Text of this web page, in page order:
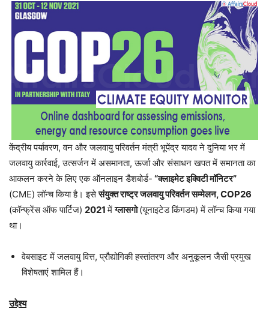
केंद्रीय पर्यावरण, वन और जलवायु परिवर्तन मंत्री भूपेंद्र यादव ने दुनिया भर में
जलवायु कार्रवाई, उत्सर्जन में असमानता, ऊर्जा और संसाधन खपत में समानता का
आकलन करने के लिए एक ऑनलाइन डैशबोर्ड- “क्लाइमेट इक्विटी मॉनिटर”
(CME) लॉन्च किया है। इसेसंयुक्त राष्ट्र जलवायु परिवर्तन सम्मेलन, COP26
(कॉन्फ्रेंस ऑफ पार्टिज) 2021मेंग्लासगो(यूनाइटेड किंगडम) में लॉन्च किया गया
था।
वेबसाइट में जलवायु वित्त, प्रौद्योगिकी हस्तांतरण और अनुकूलन जैसी प्रमुख
विशेषताएं शामिल हैं।
उद्देश्य